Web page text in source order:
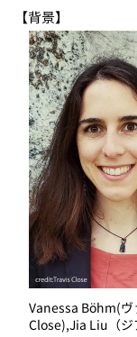
【背景】
Vanessa Böhm(
Close),Jia Liu（